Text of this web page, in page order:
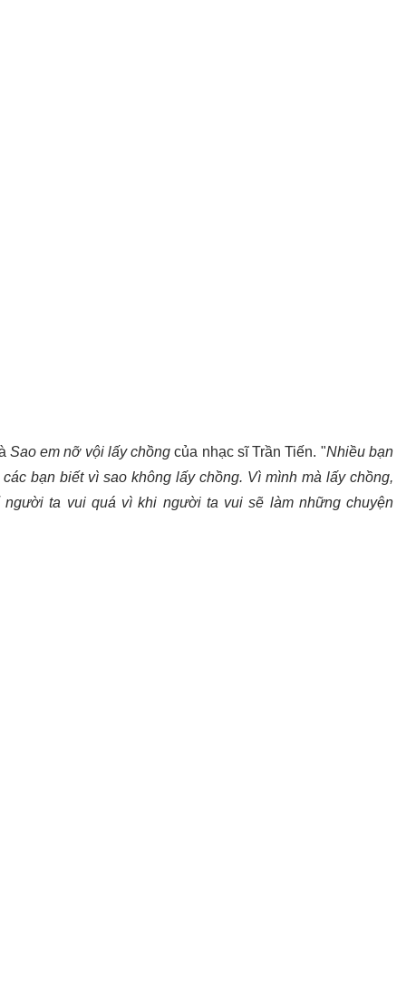
Sao em nỡ vội lấy chồng của nhạc sĩ Trần Tiến. "Nhiều bạn
bạn biết vì sao không lấy chồng. Vì mình mà lấy chồng,
ta vui quá vì khi người ta vui sẽ làm những chuyện